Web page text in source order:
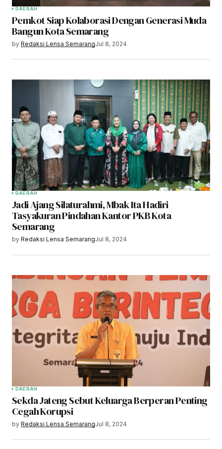
DAERAH
Pemkot Siap Kolaborasi Dengan Generasi Muda
Bangun Kota Semarang
by Redaksi Lensa SemarangJul 8, 2024
DAERAH
Jadi Ajang Silaturahmi, Mbak Ita Hadiri
Tasyakuran Pindahan Kantor PKB Kota
Semarang
by Redaksi Lensa SemarangJul 8, 2024
DAERAH
Sekda Jateng Sebut Keluarga Berperan Penting
Cegah Korupsi
by Redaksi Lensa SemarangJul 8, 2024